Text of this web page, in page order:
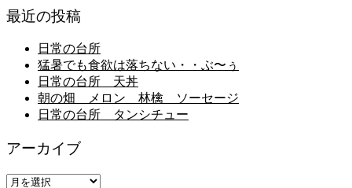
最近の投稿
日常の台所
猛暑でも食欲は落ちない・・ぶ〜ぅ
日常の台所 天丼
朝の畑 メロン 林檎 ソーセージ
日常の台所 タンシチュー
アーカイブ
ア